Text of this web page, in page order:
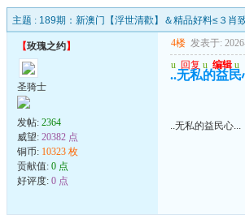
主题 : 189期：新澳门【浮世清歡】＆精品好料≤３肖
【玫瑰之约】
圣骑士
发帖: 2364
威望: 20382 点
铜币: 10323 枚
贡献值: 0 点
好评度: 0 点
4楼 发表于:
u 回复 u 编辑 u
..无私的益民
..无私的益民心...